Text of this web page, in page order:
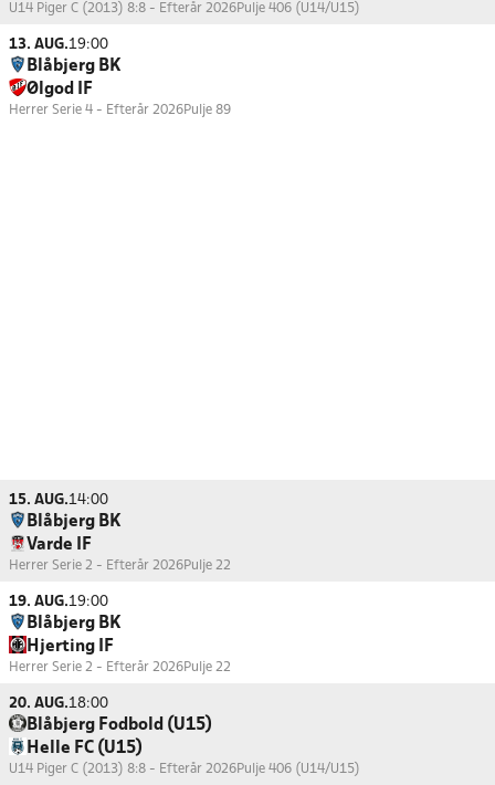
U14 Piger C (2013) 8:8 - Efterår 2026Pulje 406 (U14/U15)
13. AUG.19:00
Blåbjerg BK
Ølgod IF
Herrer Serie 4 - Efterår 2026Pulje 89
15. AUG.14:00
Blåbjerg BK
Varde IF
Herrer Serie 2 - Efterår 2026Pulje 22
19. AUG.19:00
Blåbjerg BK
Hjerting IF
Herrer Serie 2 - Efterår 2026Pulje 22
20. AUG.18:00
Blåbjerg Fodbold (U15)
Helle FC (U15)
U14 Piger C (2013) 8:8 - Efterår 2026Pulje 406 (U14/U15)